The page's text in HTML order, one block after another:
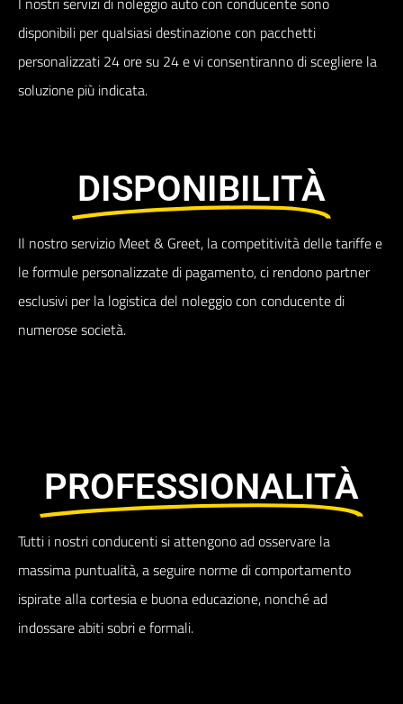
disponibili per qualsiasi destinazione con pacchetti
personalizzati 24 ore su 24 e vi consentiranno di scegliere la
soluzione più indicata.
DISPONIBILITÀ
Il nostro servizio Meet & Greet, la competitività delle tariffe e
le formule personalizzate di pagamento, ci rendono partner
esclusivi per la logistica del noleggio con conducente di
numerose società.
PROFESSIONALITÀ
Tutti i nostri conducenti si attengono ad osservare la
massima puntualità, a seguire norme di comportamento
ispirate alla cortesia e buona educazione, nonché ad
indossare abiti sobri e formali.